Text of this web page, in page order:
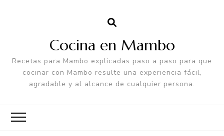
Cocina en Mambo
Recetas para Mambo explicadas paso a paso para que
cocinar con Mambo resulte una experiencia fácil,
agradable y al alcance de cualquier persona.